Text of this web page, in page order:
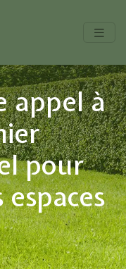
appel à
pour